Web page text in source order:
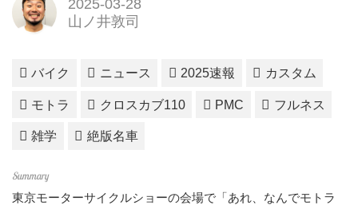
2025-03-28
山ノ井敦司
バイク ニュース 2025速報 カスタム
モトラ クロスカブ110 PMC フルネス
雑学 絶版名車
東京モーターサイクルショーの会場で「あれ、なんでモトラ